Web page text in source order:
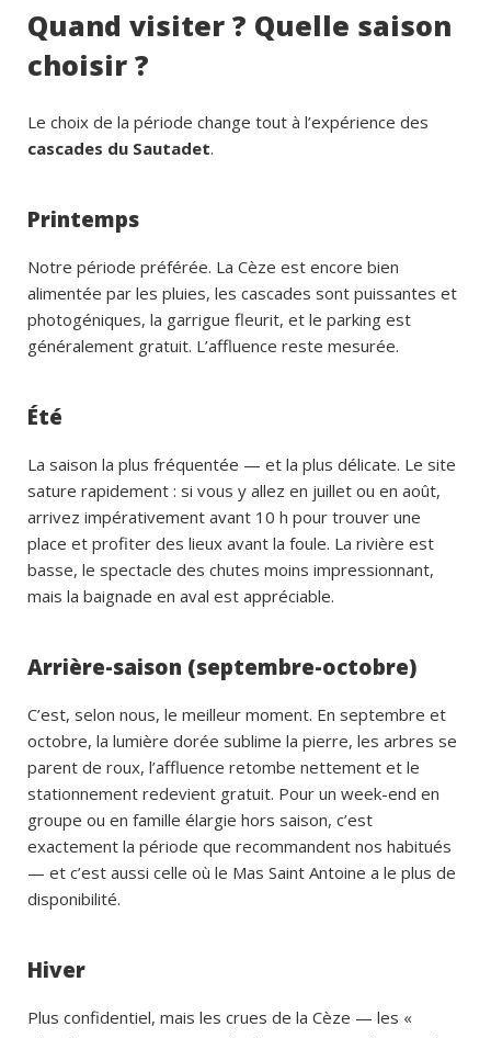
Quand visiter ? Quelle saison
choisir ?
Le choix de la période change tout à l’expérience des
cascades du Sautadet.
Printemps
Notre période préférée. La Cèze est encore bien
alimentée par les pluies, les cascades sont puissantes et
photogéniques, la garrigue fleurit, et le parking est
généralement gratuit. L’affluence reste mesurée.
Été
La saison la plus fréquentée — et la plus délicate. Le site
sature rapidement : si vous y allez en juillet ou en août,
arrivez impérativement avant 10 h pour trouver une
place et profiter des lieux avant la foule. La rivière est
basse, le spectacle des chutes moins impressionnant,
mais la baignade en aval est appréciable.
Arrière-saison (septembre-octobre)
C’est, selon nous, le meilleur moment. En septembre et
octobre, la lumière dorée sublime la pierre, les arbres se
parent de roux, l’affluence retombe nettement et le
stationnement redevient gratuit. Pour un week-end en
groupe ou en famille élargie hors saison, c’est
exactement la période que recommandent nos habitués
— et c’est aussi celle où le Mas Saint Antoine a le plus de
disponibilité.
Hiver
Plus confidentiel, mais les crues de la Cèze — les «